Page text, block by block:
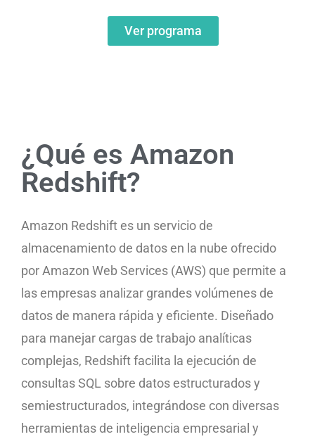
Ver programa
¿Qué es Amazon
Redshift?
Amazon Redshift es un servicio de
almacenamiento de datos en la nube ofrecido
por Amazon Web Services (AWS) que permite a
las empresas analizar grandes volúmenes de
datos de manera rápida y eficiente. Diseñado
para manejar cargas de trabajo analíticas
complejas, Redshift facilita la ejecución de
consultas SQL sobre datos estructurados y
semiestructurados, integrándose con diversas
herramientas de inteligencia empresarial y